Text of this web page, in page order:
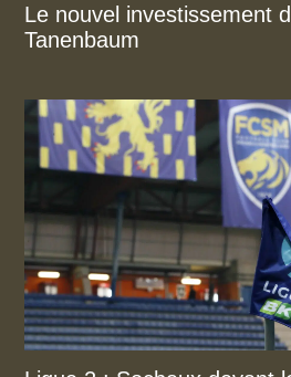
Le nouvel investissement
Tanenbaum